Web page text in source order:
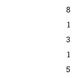
8
1
3
1
5